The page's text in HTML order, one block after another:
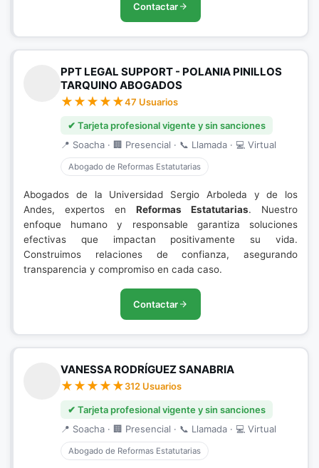
Contactar
PPT LEGAL SUPPORT - POLANIA PINILLOS
TARQUINO ABOGADOS
47 Usuarios
✔ Tarjeta profesional vigente y sin sanciones
📍 Soacha · 🏢 Presencial · 📞 Llamada · 💻 Virtual
Abogado de Reformas Estatutarias
Abogados de la Universidad Sergio Arboleda y de los
Andes, expertos en Reformas Estatutarias. Nuestro
enfoque humano y responsable garantiza soluciones
efectivas que impactan positivamente su vida.
Construimos relaciones de confianza, asegurando
transparencia y compromiso en cada caso.
Contactar
VANESSA RODRÍGUEZ SANABRIA
312 Usuarios
✔ Tarjeta profesional vigente y sin sanciones
📍 Soacha · 🏢 Presencial · 📞 Llamada · 💻 Virtual
Abogado de Reformas Estatutarias